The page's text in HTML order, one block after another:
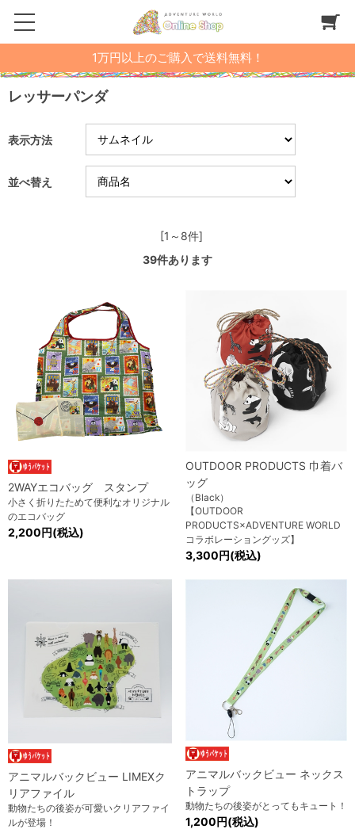
1万円以上のご購入で送料無料！
レッサーパンダ
表示方法
並べ替え
[1～8件]
39件あります
2WAYエコバッグ スタンプ
小さく折りたためて便利なオリジナル
のエコバッグ
2,200円(税込)
OUTDOOR PRODUCTS 巾着バ
ッグ
（Black）
【OUTDOOR
PRODUCTS×ADVENTURE WORLD
コラボレーショングッズ】
3,300円(税込)
アニマルバックビュー LIMEXク
リアファイル
動物たちの後姿が可愛いクリアファイ
ルが登場！
アニマルバックビュー ネックス
トラップ
動物たちの後姿がとってもキュート！
1,200円(税込)